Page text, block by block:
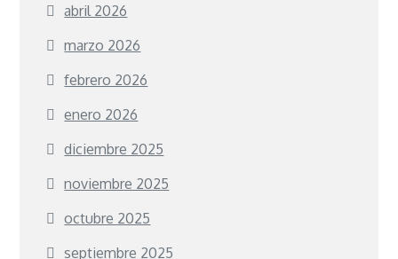
abril 2026
marzo 2026
febrero 2026
enero 2026
diciembre 2025
noviembre 2025
octubre 2025
septiembre 2025